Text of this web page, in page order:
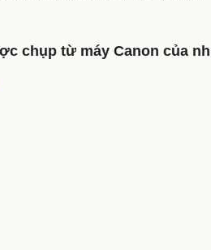
chụp từ máy Canon của